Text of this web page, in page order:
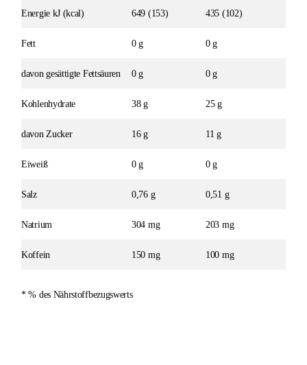
Energie kJ (kcal) 649 (153) 435 (102)
Fett 0 g 0 g
davon gesättigte Fettsäuren 0 g 0 g
Kohlenhydrate 38 g 25 g
davon Zucker 16 g 11 g
Eiweiß 0 g 0 g
Salz 0,76 g 0,51 g
Natrium 304 mg 203 mg
Koffein 150 mg 100 mg
* % des Nährstoffbezugswerts